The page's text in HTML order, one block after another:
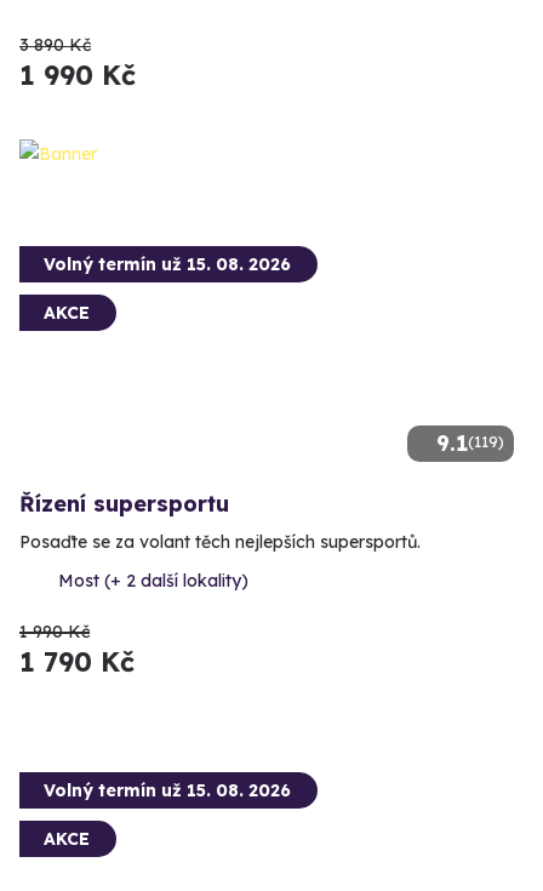
3 890 Kč
1 990 Kč
9.1(119)
Volný termín už 15. 08. 2026
AKCE
Řízení supersportu
Posaďte se za volant těch nejlepších supersportů.
Most (+ 2 další lokality)
1 990 Kč
1 790 Kč
Volný termín už 15. 08. 2026
AKCE